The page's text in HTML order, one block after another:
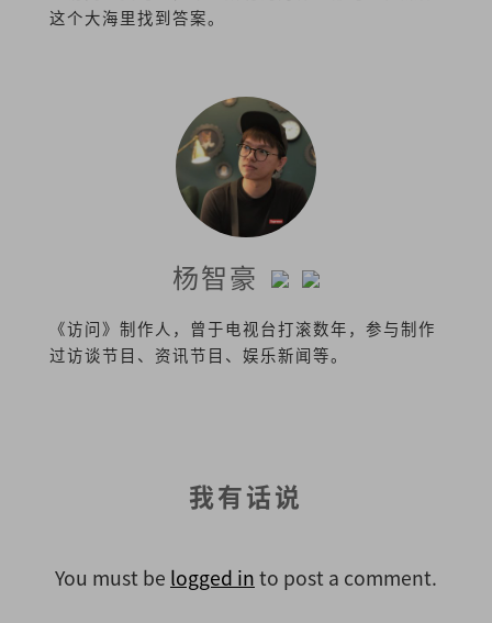
这个大海里找到答案。
杨智豪
《访问》制作人，曾于电视台打滚数年，参与制作
过访谈节目、资讯节目、娱乐新闻等。
我有话说
You must be logged in to post a comment.